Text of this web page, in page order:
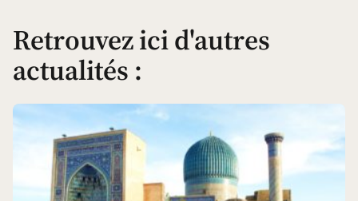
Retrouvez ici d'autres
actualités :